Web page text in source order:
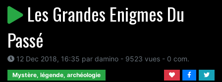
Les Grandes Enigmes Du
Passé
12 Dec 2018, 16:35 par damino - 9523 vues - 0 com.
Mystère, légende, archéologie